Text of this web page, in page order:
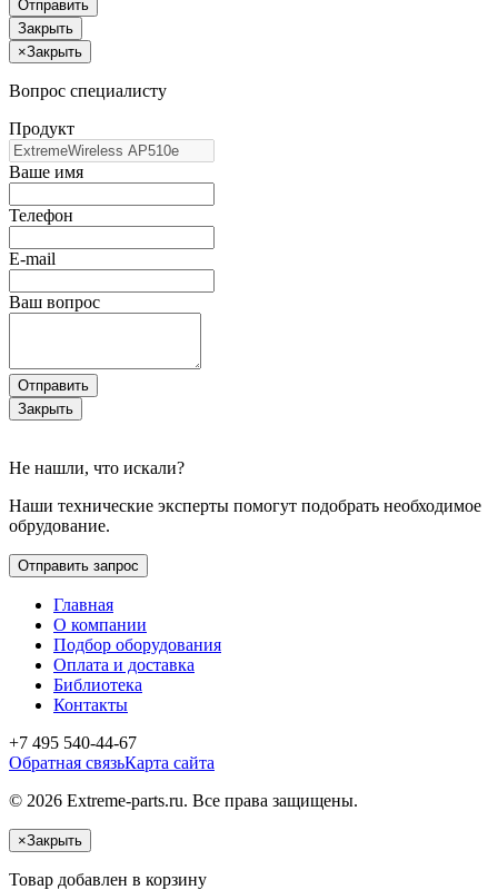
Отправить
Закрыть
×Закрыть
Вопрос специалисту
Продукт
Ваше имя
Телефон
E-mail
Ваш вопрос
Отправить
Закрыть
Не нашли, что искали?
Наши технические эксперты помогут подобрать необходимое
обрудование.
Отправить запрос
Главная
О компании
Подбор оборудования
Оплата и доставка
Библиотека
Контакты
+7 495 540-44-67
Обратная связьКарта сайта
© 2026 Extreme-parts.ru. Все права защищены.
×Закрыть
Товар добавлен в корзину